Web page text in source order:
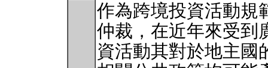
作為跨境投資活動規
仲裁，在近年來受到
資活動其對於地主國